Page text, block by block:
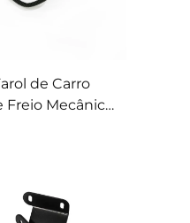
de Carro
Mecânico